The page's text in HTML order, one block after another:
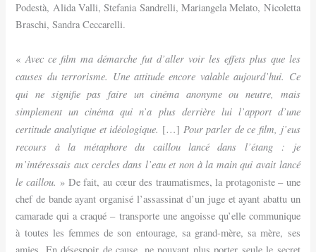
Podestà, Alida Valli, Stefania Sandrelli, Mariangela Melato, Nicoletta
Braschi, Sandra Ceccarelli.
«Avec ce film ma démarche fut d’aller voir les effets plus que les
causes du terrorisme. Une attitude encore valable aujourd’hui. Ce
qui ne signifie pas faire un cinéma anonyme ou neutre, mais
simplement un cinéma qui n’a plus derrière lui l’apport d’une
certitude analytique et idéologique. […] Pour parler de ce film, j’eus
recours à la métaphore du caillou lancé dans l’étang : je
m’intéressais aux cercles dans l’eau et non à la main qui avait lancé
le caillou. » De fait, au cœur des traumatismes, la protagoniste – une
chef de bande ayant organisé l’assassinat d’un juge et ayant abattu un
camarade qui a craqué – transporte une angoisse qu’elle communique
à toutes les femmes de son entourage, sa grand-mère, sa mère, ses
amies. En désespoir de cause, ne pouvant plus porter seule le secret